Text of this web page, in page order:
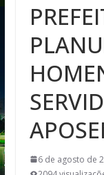
6 de agosto de